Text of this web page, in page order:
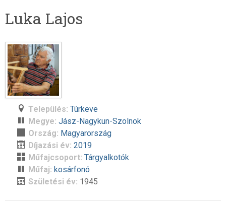
Luka Lajos
Település: Túrkeve
Megye: Jász-Nagykun-Szolnok
Ország: Magyarország
Díjazási év: 2019
Műfajcsoport: Tárgyalkotók
Műfaj: kosárfonó
Születési év: 1945